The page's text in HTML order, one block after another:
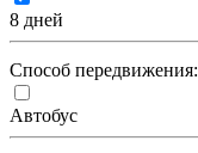
8 дней
Cпособ передвижения:
Автобус